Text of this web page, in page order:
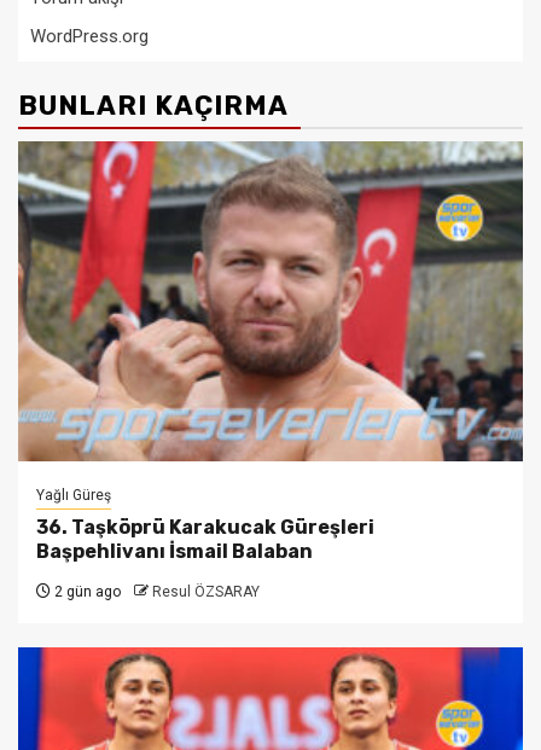
WordPress.org
BUNLARI KAÇIRMA
Yağlı Güreş
36. Taşköprü Karakucak Güreşleri
Başpehlivanı İsmail Balaban
2 gün ago Resul ÖZSARAY